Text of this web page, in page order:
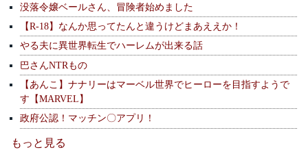
没落令嬢ベールさん、冒険者始めました
【R-18】なんか思ってたんと違うけどまあええか！
やる夫に異世界転生でハーレムが出来る話
巴さんNTRもの
【あんこ】ナナリーはマーベル世界でヒーローを目指すようで
す【MARVEL】
政府公認！マッチン〇アプリ！
もっと見る